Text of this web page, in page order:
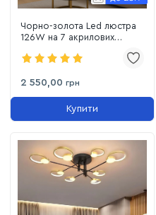
Чорно-золота Led люстра
126W на 7 акрилових
X13242/7 BK+FGD
2 550,00 грн
Купити